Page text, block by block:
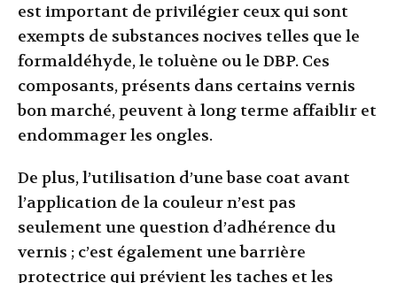
est important de privilégier ceux qui sont
exempts de substances nocives telles que le
formaldéhyde, le toluène ou le DBP. Ces
composants, présents dans certains vernis
bon marché, peuvent à long terme affaiblir et
endommager les ongles.
De plus, l’utilisation d’une base coat avant
l’application de la couleur n’est pas
seulement une question d’adhérence du
vernis ; c’est également une barrière
protectrice qui prévient les taches et les